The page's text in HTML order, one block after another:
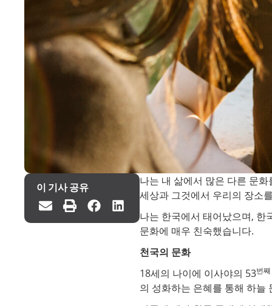
이 기사 공유
나는 내 삶에서 많은 다른 문
세상과 그것에서 우리의 장소
나는 한국에서 태어났으며, 한
문화에 매우 친숙했습니다.
천국의 문화
18세의 나이에 이사야의 53번째
의 성화하는 은혜를 통해 하늘